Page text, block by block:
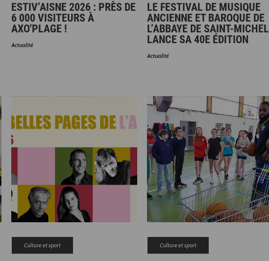
ESTIV’AISNE 2026 : PRÈS DE
6 000 VISITEURS À
AXO'PLAGE !
Actualité
LE FESTIVAL DE MUSIQUE
ANCIENNE ET BAROQUE DE
L’ABBAYE DE SAINT-MICHEL
LANCE SA 40E ÉDITION
Actualité
Culture et sport Culture et sport